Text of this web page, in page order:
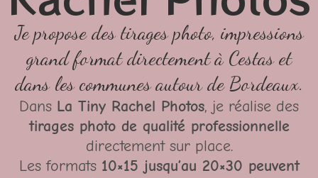
Je propose des tirages photo, impressions
grand format directement à Cestas et
dans les communes autour de Bordeaux.
Dans La Tiny Rachel Photos, je réalise des
tirages photo de qualité professionnelle
directement sur place.
Les formats 10×15 jusqu’au 20×30 peuvent